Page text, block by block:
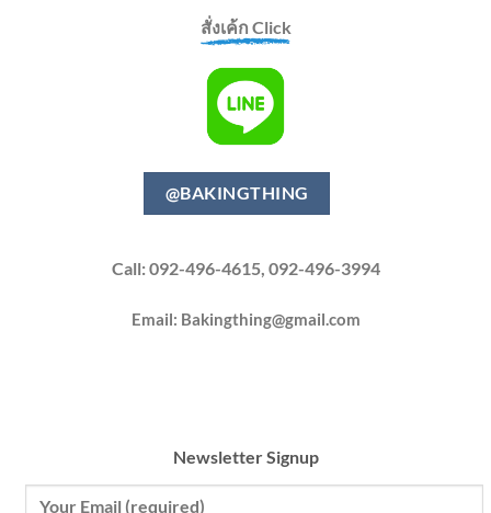
สั่งเค้ก Click
@BAKINGTHING
Call: 092-496-4615, 092-496-3994
Email: Bakingthing@gmail.com
Newsletter Signup